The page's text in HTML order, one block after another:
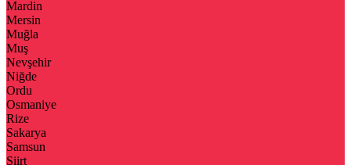
Mardin
Mersin
Muğla
Muş
Nevşehir
Niğde
Ordu
Osmaniye
Rize
Sakarya
Samsun
Siirt